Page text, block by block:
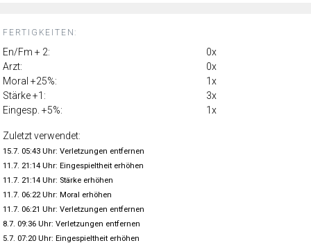
FERTIGKEITEN:
En/Fm + 2:
0x
Arzt:
0x
Moral +25%:
1x
Stärke +1:
3x
Eingesp. +5%:
1x
Zuletzt verwendet:
15.7. 05:43 Uhr: Verletzungen entfernen
11.7. 21:14 Uhr: Eingespieltheit erhöhen
11.7. 21:14 Uhr: Stärke erhöhen
11.7. 06:22 Uhr: Moral erhöhen
11.7. 06:21 Uhr: Verletzungen entfernen
8.7. 09:36 Uhr: Verletzungen entfernen
5.7. 07:20 Uhr: Eingespieltheit erhöhen